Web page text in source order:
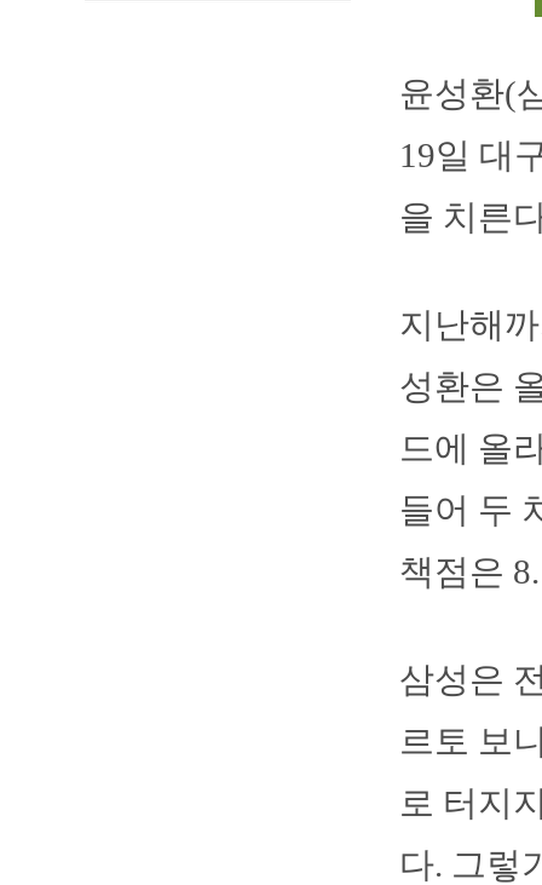
윤성환(
19일 대
을 치른
지난해
성환은
드에 올
들어 두
책점은
삼성은
르토 보
로 터지
다. 그렇